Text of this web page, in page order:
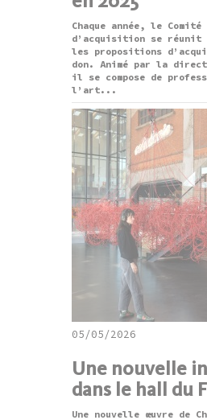
Chaque année, le Comité
d’acquisition se réunit
les propositions
don. Animé par la
il se compose de
l’art...
05/05/2026
Une nouvelle
dans le hall du
Une nouvelle œuvre de